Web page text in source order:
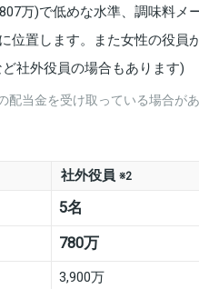
万)で低めな水準、調味料メ
位置します。また女性の役員
社外役員の場合もあります)
当金を受け取っている場合が
社外役員※2
5名
780万
3,900万